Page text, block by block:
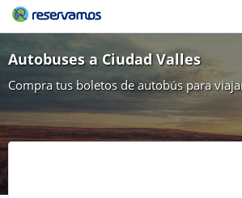
Autobuses a Ciudad Valles
Compra tus boletos de autobús para